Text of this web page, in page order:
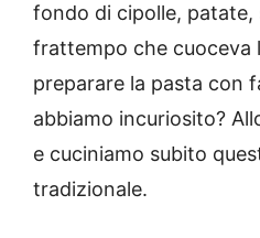
fondo di cipolle, patate,
frattempo che cuoceva
preparare la pasta con
abbiamo incuriosito?
e cuciniamo subito
tradizionale.